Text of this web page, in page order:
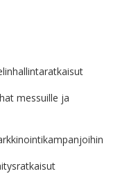
messuille ja